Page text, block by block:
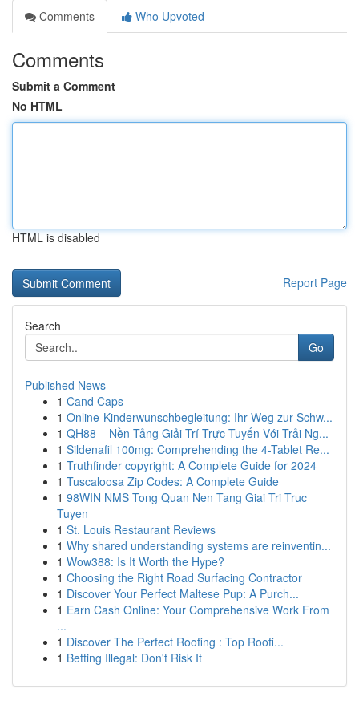
Comments
Who Upvoted
Comments
Submit a Comment
No HTML
HTML is disabled
Report Page
Search
Go
Published News
1 Cand Caps
1 Online-Kinderwunschbegleitung: Ihr Weg zur Schw...
1 QH88 – Nền Tảng Giải Trí Trực Tuyến Với Trải Ng...
1 Sildenafil 100mg: Comprehending the 4-Tablet Re...
1 Truthfinder copyright: A Complete Guide for 2024
1 Tuscaloosa Zip Codes: A Complete Guide
1 98WIN NMS Tong Quan Nen Tang Giai Tri Truc
Tuyen
1 St. Louis Restaurant Reviews
1 Why shared understanding systems are reinventin...
1 Wow388: Is It Worth the Hype?
1 Choosing the Right Road Surfacing Contractor
1 Discover Your Perfect Maltese Pup: A Purch...
1 Earn Cash Online: Your Comprehensive Work From
...
1 Discover The Perfect Roofing : Top Roofi...
1 Betting Illegal: Don't Risk It